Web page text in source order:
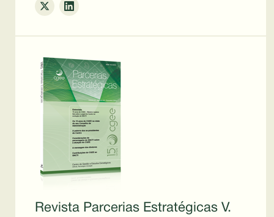
Revista Parcerias Estratégicas V.